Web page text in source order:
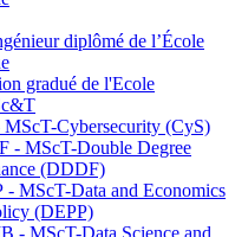
diplômé de l’École
gradué de l'Ecole
Cybersecurity (CyS)
- MScT-Double Degree
(DDDF)
- MScT-Data and Economics
(DEPP)
- MScT-Data Science and